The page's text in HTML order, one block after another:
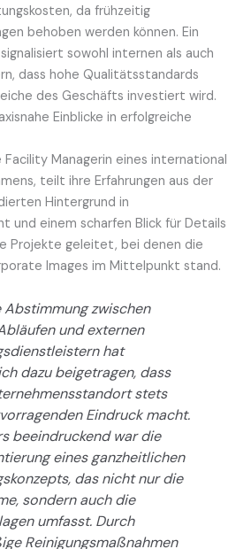
da frühzeitig
behoben werden können. Ein
sowohl internen als auch
dass hohe Qualitätsstandards
des Geschäfts investiert wird.
Einblicke in erfolgreiche
Facility Managerin eines international
teilt ihre Erfahrungen aus der
Hintergrund in
und einem scharfen Blick für Details
Projekte geleitet, bei denen die
Images im Mittelpunkt stand.
Abstimmung zwischen
und externen
hat
dazu beigetragen, dass
stets
Eindruck macht.
beeindruckend war die
eines ganzheitlichen
das nicht nur die
sondern auch die
umfasst. Durch
Reinigungsmaßnahmen